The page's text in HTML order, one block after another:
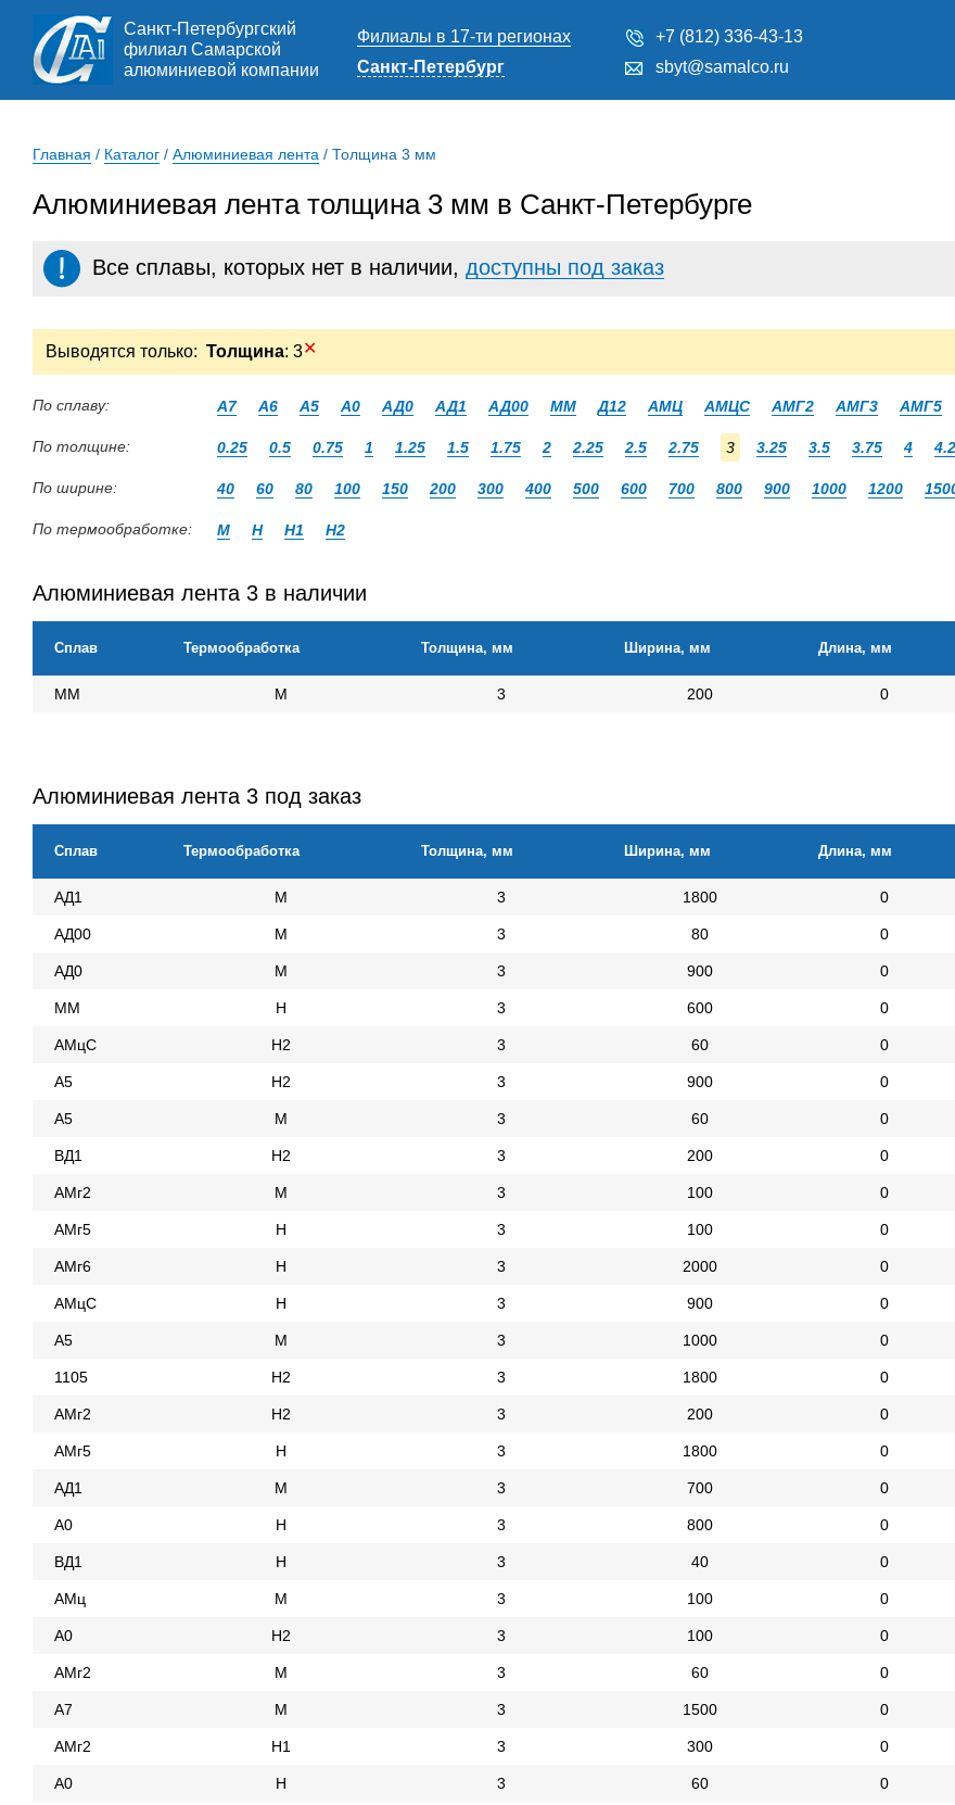
Санкт-Петербургский
филиал Самарской
алюминиевой компании
Филиалы в 17-ти регионах
Санкт-Петербург
+7 (812) 336-43-13
sbyt@samalco.ru
Главная / Каталог / Алюминиевая лента / Толщина 3 мм
Алюминиевая лента толщина 3 мм в Санкт-Петербурге
Все сплавы, которых нет в наличии, доступны под заказ
Выводятся только: Толщина: 3✕
По сплаву: А7 А6 А5 А0 АД0 АД1 АД00 ММ Д12 АМЦ АМЦС АМГ2 АМГ3 АМГ5
По толщине: 0.25 0.5 0.75 1 1.25 1.5 1.75 2 2.25 2.5 2.75 3 3.25 3.5 3.75 4
По ширине: 40 60 80 100 150 200 300 400 500 600 700 800 900 1000 1200
По термообработке: М Н Н1 Н2
Алюминиевая лента 3 в наличии
Сплав Термообработка Толщина, мм Ширина, мм Длина, мм
ММ М 3 200 0
Алюминиевая лента 3 под заказ
Сплав Термообработка Толщина, мм Ширина, мм Длина, мм
АД1 М 3 1800 0
АД00 М 3 80 0
АД0 М 3 900 0
ММ Н 3 600 0
АМцС Н2 3 60 0
А5 Н2 3 900 0
А5 М 3 60 0
ВД1 Н2 3 200 0
АМг2 М 3 100 0
АМг5 Н 3 100 0
АМг6 Н 3 2000 0
АМцС Н 3 900 0
А5 М 3 1000 0
1105 Н2 3 1800 0
АМг2 Н2 3 200 0
АМг5 Н 3 1800 0
АД1 М 3 700 0
А0 Н 3 800 0
ВД1 Н 3 40 0
АМц М 3 100 0
А0 Н2 3 100 0
АМг2 М 3 60 0
А7 М 3 1500 0
АМг2 Н1 3 300 0
А0 Н 3 60 0